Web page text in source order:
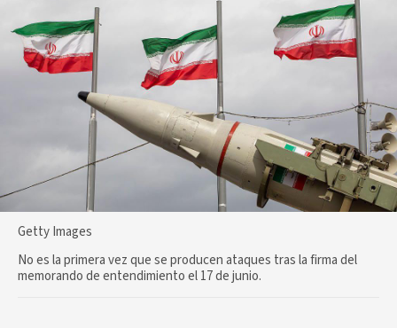
Getty Images
No es la primera vez que se producen ataques tras la firma del
memorando de entendimiento el 17 de junio.